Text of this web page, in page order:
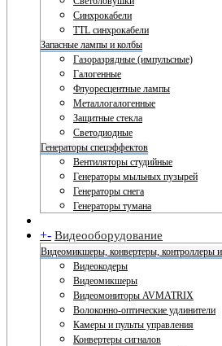
Синхрокабели
TTL синхрокабели
Запасные лампы и колбы
Газоразрядные (импульсные)
Галогенные
Флуоресцентные лампы
Металлогалогенные
Защитные стекла
Светодиодные
Генераторы спецэффектов
Вентиляторы студийные
Генераторы мыльных пузырей
Генераторы снега
Генераторы тумана
+- Видеооборудование
Видеомикшеры, конвертеры, контроллеры
Видеокодеры
Видеомикшеры
Видеомониторы AVMATRIX
Волоконно-оптические удлинители
Камеры и пульты управления
Конвертеры сигналов